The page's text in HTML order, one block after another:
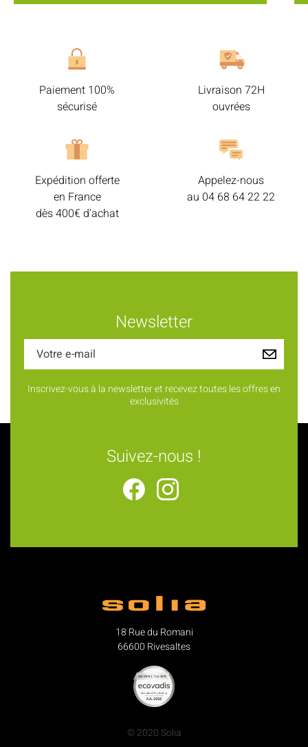
Paiement 100%
sécurisé
Livraison 72H
ouvrées
Expédition offerte
en France
dès 400€ d’achat
Appelez-nous
au 04 68 64 22 22
Newsletter
Inscrivez-vous à la newsletter et recevez toutes les offres en
exclusivités
Suivez-nous !
18 Rue du Romani
66600 Rivesaltes
© 2020 Solia